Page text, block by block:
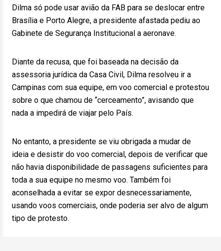
Dilma só pode usar avião da FAB para se deslocar entre
Brasília e Porto Alegre, a presidente afastada pediu ao
Gabinete de Segurança Institucional a aeronave.
Diante da recusa, que foi baseada na decisão da
assessoria jurídica da Casa Civil, Dilma resolveu ir a
Campinas com sua equipe, em voo comercial e protestou
sobre o que chamou de “cerceamento”, avisando que
nada a impedirá de viajar pelo País.
No entanto, a presidente se viu obrigada a mudar de
ideia e desistir do voo comercial, depois de verificar que
não havia disponibilidade de passagens suficientes para
toda a sua equipe no mesmo voo. Também foi
aconselhada a evitar se expor desnecessariamente,
usando voos comerciais, onde poderia ser alvo de algum
tipo de protesto.